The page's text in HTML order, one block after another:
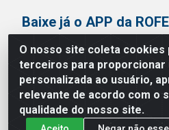
O nosso site coleta cookies
terceiros para proporcionar
personalizada ao usuário,
relevante de acordo com o
qualidade do nosso site.
Baixe já o APP da